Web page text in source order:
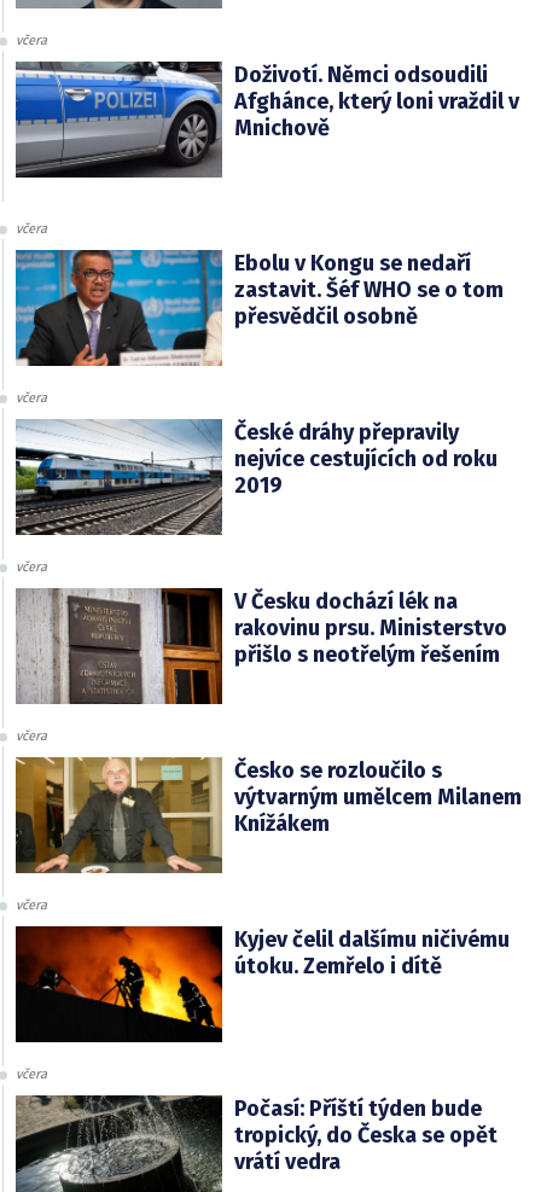
včera
Doživotí. Němci odsoudili
Afghánce, který loni vraždil v
Mnichově
včera
Ebolu v Kongu se nedaří
zastavit. Šéf WHO se o tom
přesvědčil osobně
včera
České dráhy přepravily
nejvíce cestujících od roku
2019
včera
V Česku dochází lék na
rakovinu prsu. Ministerstvo
přišlo s neotřelým řešením
včera
Česko se rozloučilo s
výtvarným umělcem Milanem
Knížákem
včera
Kyjev čelil dalšímu ničivému
útoku. Zemřelo i dítě
včera
Počasí: Příští týden bude
tropický, do Česka se opět
vrátí vedra